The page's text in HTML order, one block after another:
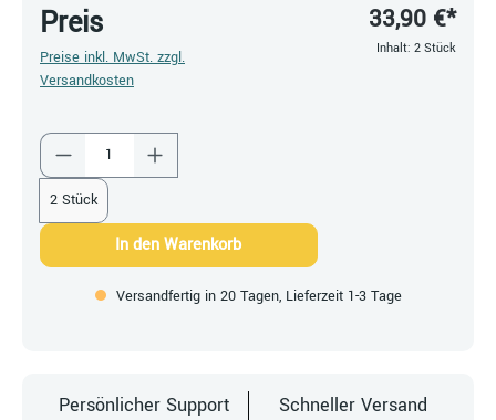
Preis
Preise inkl. MwSt. zzgl.
Versandkosten
33,90 €*
Inhalt: 2 Stück
Produkt Anzahl: Gib den gewünschten Wert
2 Stück
In den Warenkorb
Versandfertig in 20 Tagen, Lieferzeit 1-3 Tage
Persönlicher Support Schneller Versand